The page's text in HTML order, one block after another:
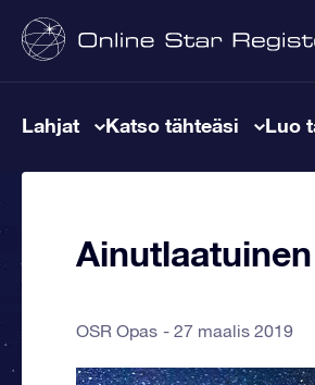
Lahjat Katso tähteäsi Luo
OSR Opas 27 maalis 2019